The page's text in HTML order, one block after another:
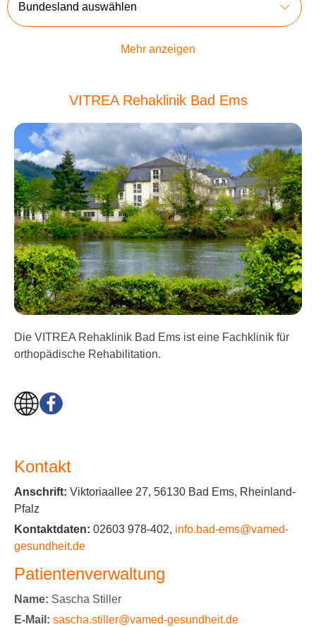
Bundesland auswählen
Mehr anzeigen
VITREA Rehaklinik Bad Ems
Die VITREA Rehaklinik Bad Ems ist eine Fachklinik für
orthopädische Rehabilitation.
Kontakt
Anschrift: Viktoriaallee 27, 56130 Bad Ems, Rheinland-
Pfalz
Kontaktdaten: 02603 978-402, info.bad-ems@vamed-
gesundheit.de
Patientenverwaltung
Name: Sascha Stiller
E-Mail: sascha.stiller@vamed-gesundheit.de